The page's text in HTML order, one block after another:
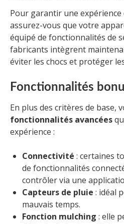
Pour garantir une expérience
assurez-vous que votre
équipé de fonctionnalités de
fabricants intègrent
éviter les chocs et protéger
Fonctionnalités
En plus des critères de base,
fonctionnalités avancées
expérience :
Connectivité : certaines
de fonctionnalités
contrôler via une
Capteurs de pluie : idéal
mauvais temps.
Fonction mulching : elle